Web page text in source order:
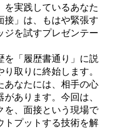
を実践しているあなた
接」は、もはや緊張す
ジを試すプレゼンテー
を「履歴書通り」に説
取りに終始します。
あなたには、相手の心
あります。今回は、
を、面接という現場で
トプットする技術を解